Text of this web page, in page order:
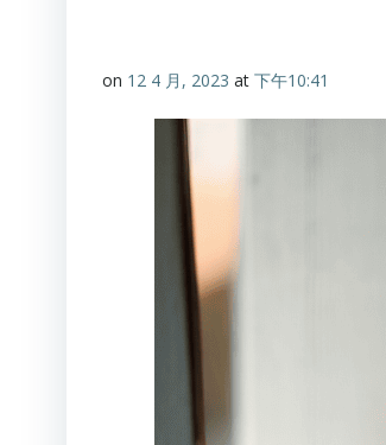
on 12 4 月, 2023 at 下午10:41